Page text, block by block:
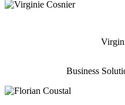
Business